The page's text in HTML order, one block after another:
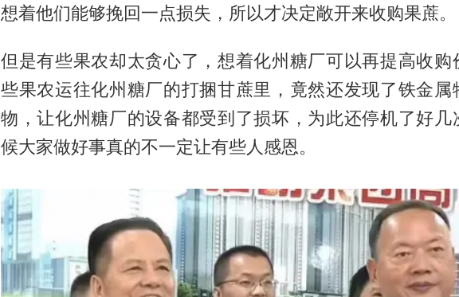
想着他们能够挽回一点损失，所以才决定敞开来收购果蔗。
但是有些果农却太贪心了，想着化州糖厂可以再提高收购
些果农运往化州糖厂的打捆甘蔗里，竟然还发现了铁金属
物，让化州糖厂的设备都受到了损坏，为此还停机了好几
候大家做好事真的不一定让有些人感恩。